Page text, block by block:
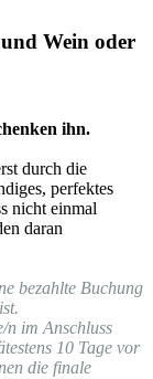
Wein oder
ihn.
durch die
perfektes
nicht einmal
daran
bezahlte Buchung
n im Anschluss
10 Tage vor
die finale